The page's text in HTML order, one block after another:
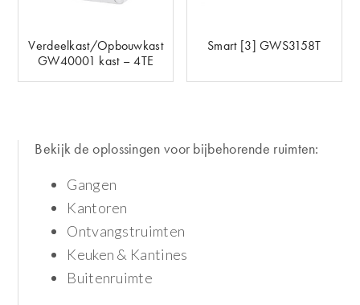
Verdeelkast/Opbouwkast
GW40001 kast – 4TE
Smart [3] GWS3158T
Bekijk de oplossingen voor bijbehorende ruimten:
Gangen
Kantoren
Ontvangstruimten
Keuken & Kantines
Buitenruimte